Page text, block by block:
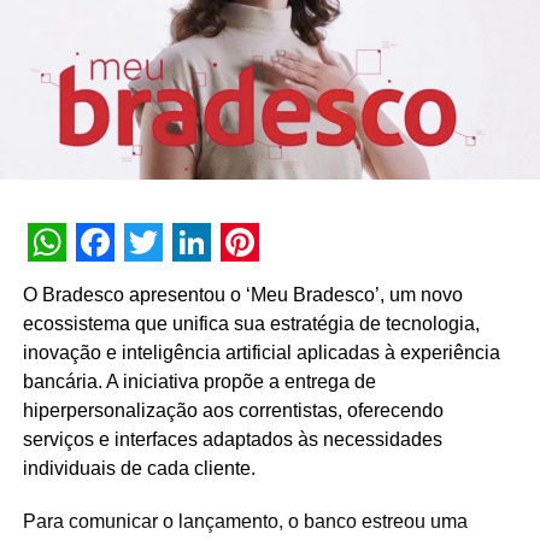
apresenta os benefícios dos produtos junto com os
influenciadores Daniel Barra (@danielbarra), engenheiro
e empreendedor, e o apresentador Ismael Carvalho
(@ismaelcarvalhoss).
A nova campanha de Bozzano apresenta ao público o
novo posicionamento da marca ‘’Ser você é sua beleza’’,
mais confiança para falar de beleza masculina sem tabus.
Com o objetivo de aproximar o consumidor da marca,
utilizamos no filme edições e transições dinâmicas que
fazem referência ao TikTok. Uma campanha grandiosa
para um novo momento de uma marca brasileira tão
icônica”, comenta Dogura Kozonoe, Executive Creative
Director na Ampfy.
FICHA TÉCNICA
Ficha Técnica Bozzano
WhatsApp
Facebook
Twitter
LinkedIn
Pinterest
O Bradesco apresentou o ‘Meu Bradesco’, um novo
ecossistema que unifica sua estratégia de tecnologia,
inovação e inteligência artificial aplicadas à experiência
bancária. A iniciativa propõe a entrega de
hiperpersonalização aos correntistas, oferecendo
serviços e interfaces adaptados às necessidades
individuais de cada cliente.
Para comunicar o lançamento, o banco estreou uma